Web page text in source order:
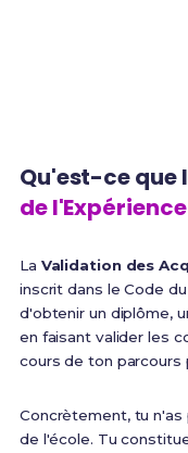
Qu'est-ce que
de
La Validation des
inscrit dans le Code
d'obtenir un diplôme,
en faisant valider les
cours de ton parcours
Concrètement, tu n'as
de l'école. Tu